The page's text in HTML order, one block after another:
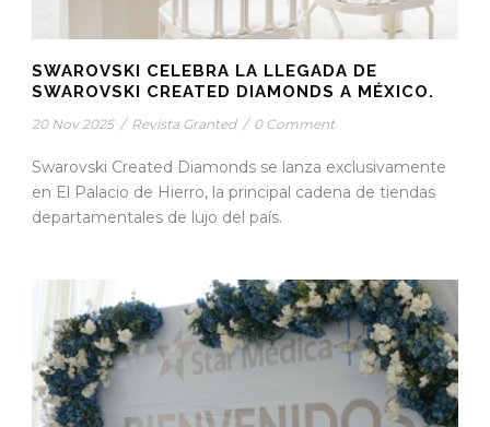
SWAROVSKI CELEBRA LA LLEGADA DE
SWAROVSKI CREATED DIAMONDS A MÉXICO.
20 Nov 2025 / Revista Granted / 0 Comment
Swarovski Created Diamonds se lanza exclusivamente
en El Palacio de Hierro, la principal cadena de tiendas
departamentales de lujo del país.